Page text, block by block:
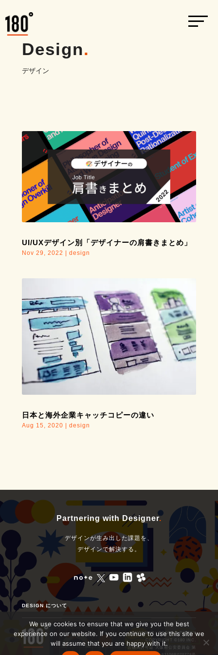
Design.
デザイン
UI/UXデザイン別「デザイナーの肩書きまとめ」
Nov 29, 2022 design
日本と海外企業キャッチコピーの違い
Aug 15, 2020 design
Partnering with Designer.
デザインが生み出した課題を、
デザインで解決する。
DESIGN について
SITEMAP ｜PRIVACY POLICY
COPYRIGHT ©180 INC.
古物商許可証 大阪府公安委員会 第
We use cookies to ensure that we give you the best
experience on our website. If you continue to use this site we
will assume that you are happy with it.